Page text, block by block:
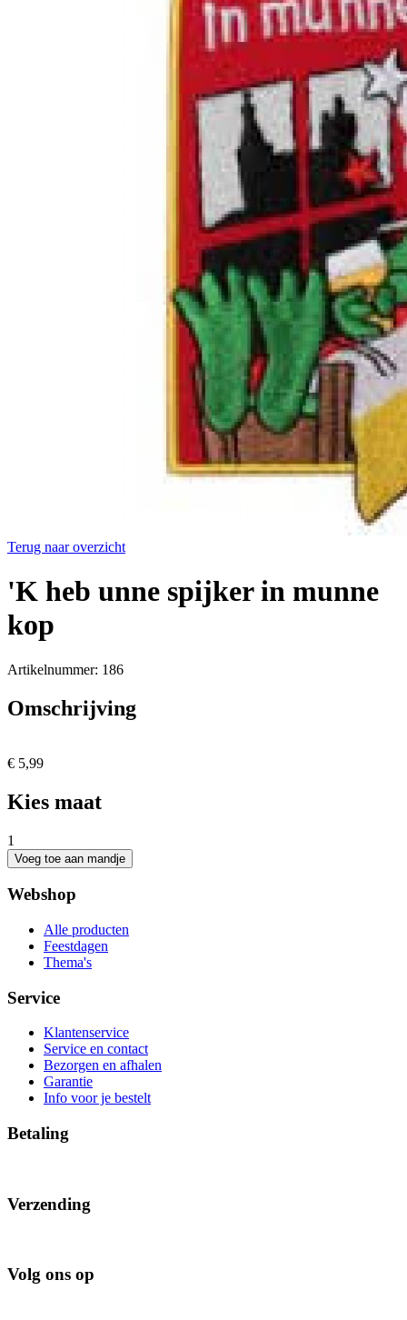
Terug naar overzicht
'K heb unne spijker in munne
kop
Artikelnummer: 186
Omschrijving
€ 5,99
Kies maat
1
Webshop
Alle producten
Feestdagen
Thema's
Service
Klantenservice
Service en contact
Bezorgen en afhalen
Garantie
Info voor je bestelt
Betaling
Verzending
Volg ons op